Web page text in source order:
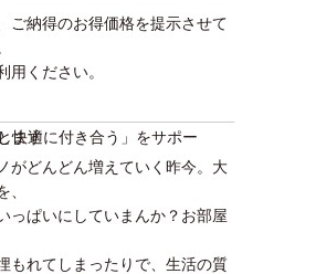
ご納得のお得価格を提示させて
用ください。
がどんどん増えていく昨今。大
、
っぱいにしていまんか？お部屋
もれてしまったりで、生活の質